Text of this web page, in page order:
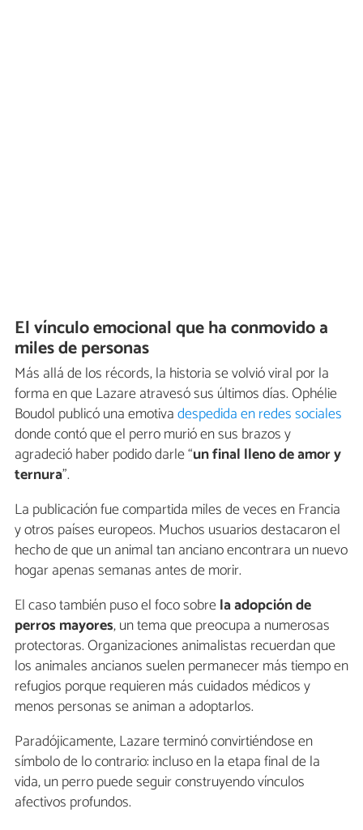
El vínculo emocional que ha conmovido a
miles de personas
Más allá de los récords, la historia se volvió viral por la
forma en que Lazare atravesó sus últimos días. Ophélie
Boudol publicó una emotivadespedida en redes sociales
donde contó que el perro murió en sus brazos y
agradeció haber podido darle “un final lleno de amor y
ternura”.
La publicación fue compartida miles de veces en Francia
y otros países europeos. Muchos usuarios destacaron el
hecho de que un animal tan anciano encontrara un nuevo
hogar apenas semanas antes de morir.
El caso también puso el foco sobrela adopción de
perros mayores, un tema que preocupa a numerosas
protectoras. Organizaciones animalistas recuerdan que
los animales ancianos suelen permanecer más tiempo en
refugios porque requieren más cuidados médicos y
menos personas se animan a adoptarlos.
Paradójicamente, Lazare terminó convirtiéndose en
símbolo de lo contrario: incluso en la etapa final de la
vida, un perro puede seguir construyendo vínculos
afectivos profundos.